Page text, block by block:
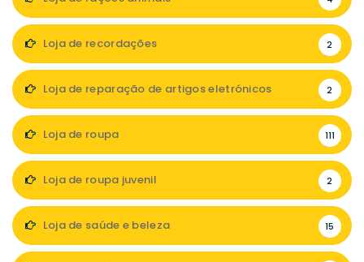
Loja de recordações 2
Loja de reparação de artigos eletrónicos 2
Loja de roupa 111
Loja de roupa juvenil 2
Loja de saúde e beleza 15